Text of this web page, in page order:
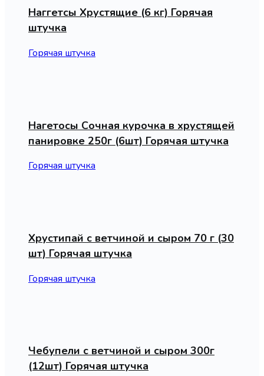
Наггетсы Хрустящие (6 кг) Горячая
штучка
Горячая штучка
Нагетосы Сочная курочка в хрустящей
панировке 250г (6шт) Горячая штучка
Горячая штучка
Хрустипай с ветчиной и сыром 70 г (30
шт) Горячая штучка
Горячая штучка
Чебупели с ветчиной и сыром 300г
(12шт) Горячая штучка